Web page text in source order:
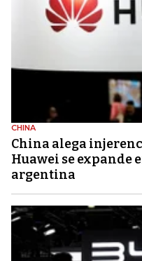
CHINA
China alega
Huawei se expande
argentina